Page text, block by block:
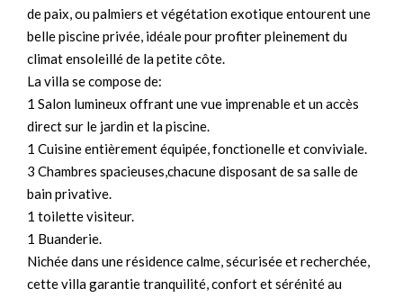
de paix, ou palmiers et végétation exotique entourent une
belle piscine privée, idéale pour profiter pleinement du
climat ensoleillé de la petite côte.
La villa se compose de:
1 Salon lumineux offrant une vue imprenable et un accès
direct sur le jardin et la piscine.
1 Cuisine entièrement équipée, fonctionelle et conviviale.
3 Chambres spacieuses,chacune disposant de sa salle de
bain privative.
1 toilette visiteur.
1 Buanderie.
Nichée dans une résidence calme, sécurisée et recherchée,
cette villa garantie tranquilité, confort et sérénité au